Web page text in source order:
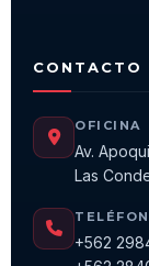
CONTACTO
OFICINA
Av.
Las
+562